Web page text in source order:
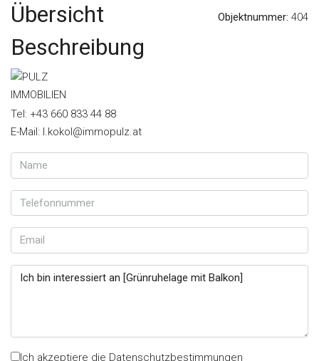
Übersicht Objektnummer: 404
Beschreibung
Tel: +43 660 833 44 88
E-Mail: l.kokol@immopulz.at
Ich akzeptiere die Datenschutzbestimmungen